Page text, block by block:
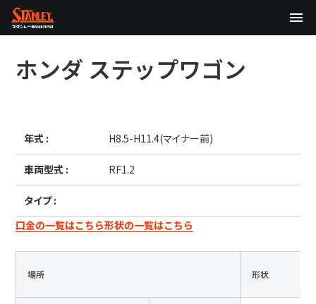
企業情報
テクノロジー
サステナビリティ
株主・投資家情報
ニュース
ホンダ ステップワゴン
年式 : H8.5-H11.4(マイナー前)
車両型式 : RF1.2
タイプ :
口金の一覧はこちら形状の一覧はこちら
場所 形状